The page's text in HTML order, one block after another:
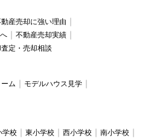
産売却に強い理由
不動産売却実績
定・売却相談
ム
モデルハウス見学
学校 東小学校 西小学校
南小学校